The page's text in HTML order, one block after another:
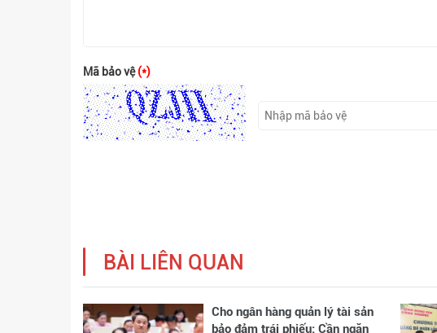
Mã bảo vệ(*)
BÀI LIÊN QUAN
Cho ngân hàng quản lý tài sản
bảo đảm trái phiếu: Cần ngăn